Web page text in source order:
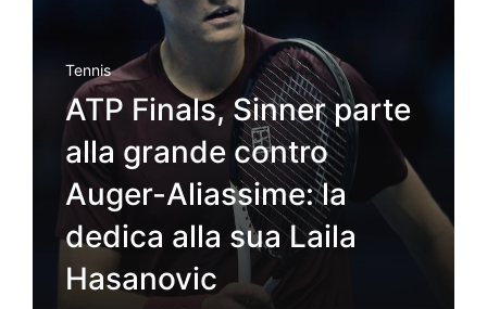
Tennis
ATP Finals, Sinner parte
alla grande contro
Auger-Aliassime: la
dedica alla sua Laila
Hasanovic